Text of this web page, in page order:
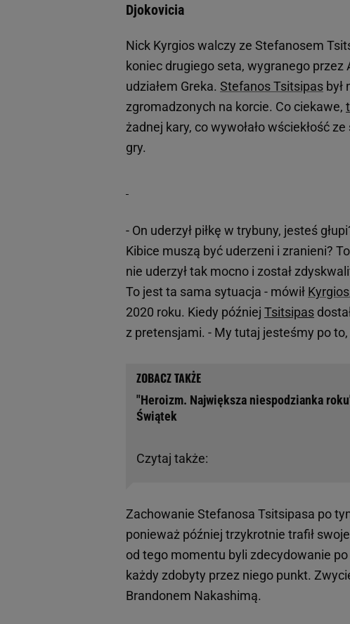
Djokovicia
Nick Kyrgios walczy ze Stefanosem
koniec drugiego seta, wygranego przez
udziałem Greka. Stefanos Tsitsipas był
zgromadzonych na korcie. Co ciekawe,
żadnej kary, co wywołało wściekłość
gry.
- On uderzył piłkę w trybuny, jesteś
Kibice muszą być uderzeni i zranieni?
nie uderzył tak mocno i został
To jest ta sama sytuacja - mówił Kyrgios
2020 roku. Kiedy później Tsitsipas
z pretensjami. - My tutaj jesteśmy po
Czytaj także:
"Heroizm. Największa niespodzianka
Świątek
Zachowanie Stefanosa Tsitsipasa po
ponieważ później trzykrotnie trafił
od tego momentu byli zdecydowanie
każdy zdobyty przez niego punkt.
Brandonem Nakashimą.